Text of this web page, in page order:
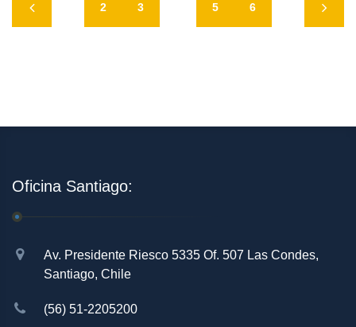
2 3 5 6
Oficina Santiago:
Av. Presidente Riesco 5335 Of. 507 Las Condes,
Santiago, Chile
(56) 51-2205200